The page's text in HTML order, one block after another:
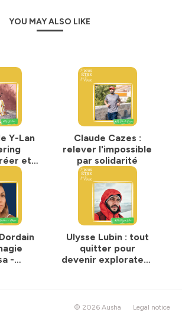
YOU MAY ALSO LIKE
des
!
Claude Cazes :
relever l'impossible
par solidarité
-
Ulysse Lubin : tout
quitter pour
devenir explorateur
© 2026 Ausha Legal notice